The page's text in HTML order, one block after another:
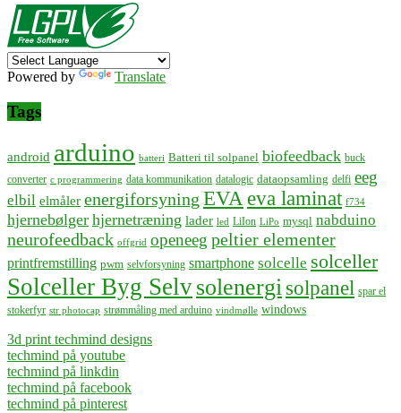
Powered by Translate
Tags
android arduino batteri Batteri til solpanel biofeedback buck
converter c programmering data kommunikation datalogic dataopsamling delfi eeg
elbil elmåler energiforsyning EVA eva laminat f734
hjernebølger hjernetræning lader led LiIon LiPo mysql nabduino
neurofeedback offgrid openeeg peltier elementer
printfremstilling pwm selvforsyning smartphone solcelle solceller
Solceller Byg Selvsolenergisolpanel spar el
stokerfyr str photocap strømmåling med arduino vindmølle windows
3d print techmind designs
techmind på youtube
techmind på linkdin
techmind på facebook
techmind på pinterest